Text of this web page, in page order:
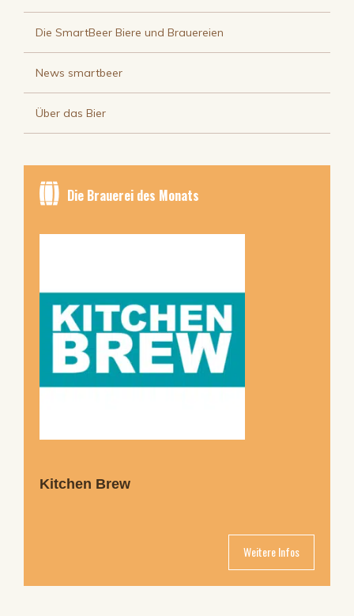
Die SmartBeer Biere und Brauereien
News smartbeer
Über das Bier
Die Brauerei des Monats
Kitchen Brew
Weitere Infos